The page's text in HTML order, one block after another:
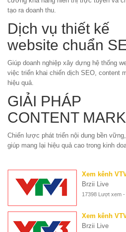
tạo ra doanh thu.
Dịch vụ thiết kế
website chuẩn
Giúp doanh nghiệp xây dựng hệ thống
việc triển khai chiến dịch SEO, content
hiệu quả.
GIẢI PHÁP
CONTENT
Chiến lược phát triển nội dung bền
giúp mang lại hiệu quả cao trong kinh
Xem kênh
Brzii Live
17398 Lượt xem -
Xem kênh
Brzii Live